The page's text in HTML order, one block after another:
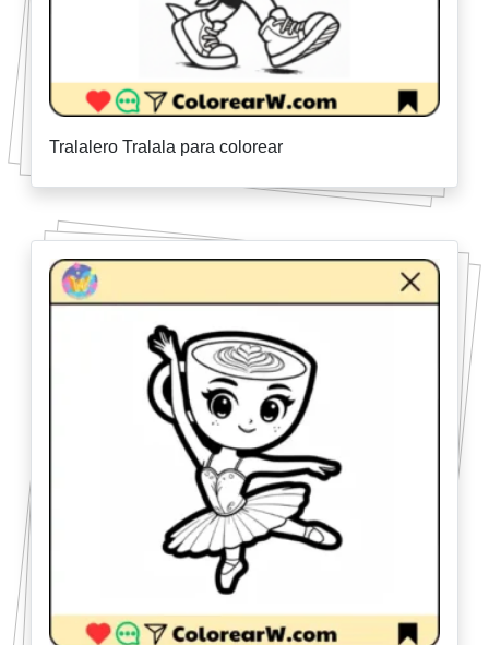
Tralalero Tralala para colorear